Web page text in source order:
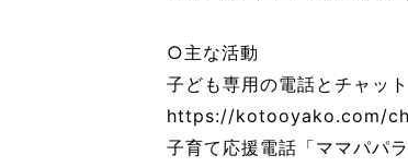
○主な活動
子ども専用の電話とチャッ
https://kotooyako.com/
子育て応援電話「ママパパ